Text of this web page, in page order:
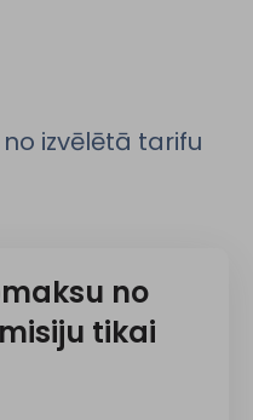
izvēlētā tarifu
no
tikai